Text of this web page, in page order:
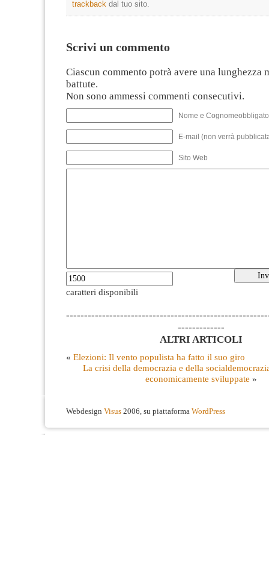
trackback dal tuo sito.
Scrivi un commento
Ciascun commento potrà avere una lunghezza
battute.
Non sono ammessi commenti consecutivi.
Nome e
E-mail (non verrà
Sito Web
caratteri disponibili
-------------
ALTRI ARTICOLI
« Elezioni: Il vento populista ha fatto il suo giro
La crisi della democrazia e della
economicamente sviluppate »
Webdesign Visus 2006, su piattaforma WordPress